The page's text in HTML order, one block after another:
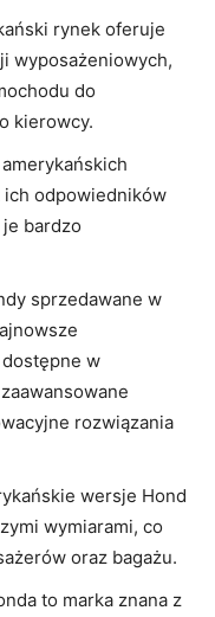
rynek oferuje
wyposażeniowych,
do
kierowcy.
ich odpowiedników
bardzo
sprzedawane w
w
rozwiązania
wersje Hond
wymiarami, co
oraz bagażu.
to marka znana z